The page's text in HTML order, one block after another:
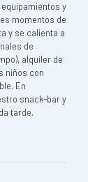
y
momentos de
y se calienta a
de
alquiler de
niños con
En
snack-bar y
tarde.